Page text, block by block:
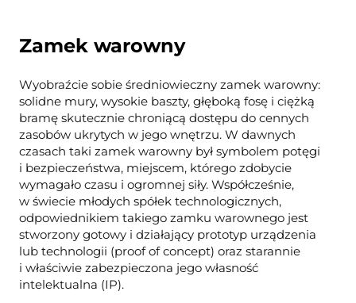
Zamek warowny
Wyobraźcie sobie średniowieczny zamek warowny:
solidne mury, wysokie baszty, głęboką fosę i ciężką
bramę skutecznie chroniącą dostępu do cennych
zasobów ukrytych w jego wnętrzu. W dawnych
czasach taki zamek warowny był symbolem potęgi
i bezpieczeństwa, miejscem, którego zdobycie
wymagało czasu i ogromnej siły. Współcześnie,
w świecie młodych spółek technologicznych,
odpowiednikiem takiego zamku warownego jest
stworzony gotowy i działający prototyp urządzenia
lub technologii (proof of concept) oraz starannie
i właściwie zabezpieczona jego własność
intelektualna (IP).